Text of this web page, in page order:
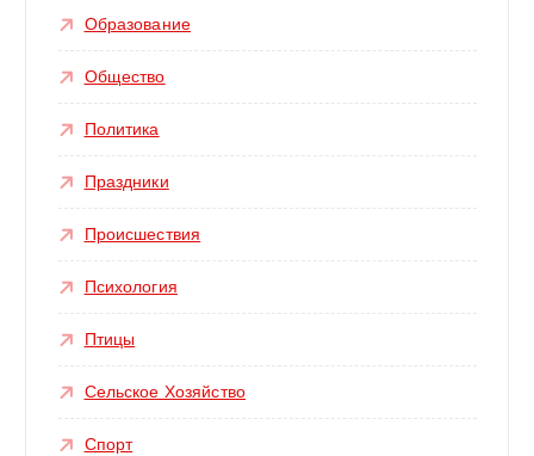
Образование
Общество
Политика
Праздники
Происшествия
Психология
Птицы
Сельское Хозяйство
Спорт